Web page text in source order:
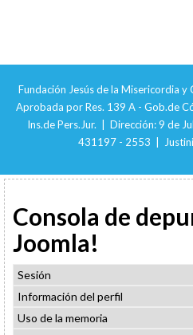
Fundación Jesús de la Misericordia y
Aprobada por Res. 139 A - Gob.de
Ins.de Pers.Jur. | Dirección: 9 de
431197 - 2553 |
Consola de
Joomla!
Sesión
Información del perfil
Uso de la memoria